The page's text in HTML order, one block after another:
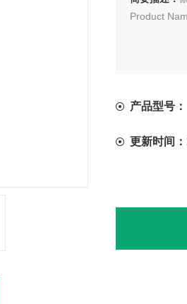
Product
产品型号：
更新时间：